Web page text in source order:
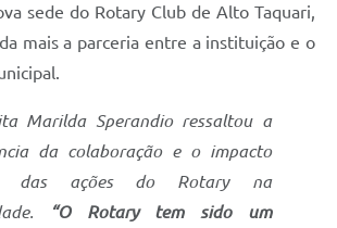
sede do Rotary Club de Alto Taquari,
mais a parceria entre a instituição e o
Marilda Sperandio ressaltou a
da colaboração e o impacto
das ações do Rotary na
“O Rotary tem sido um